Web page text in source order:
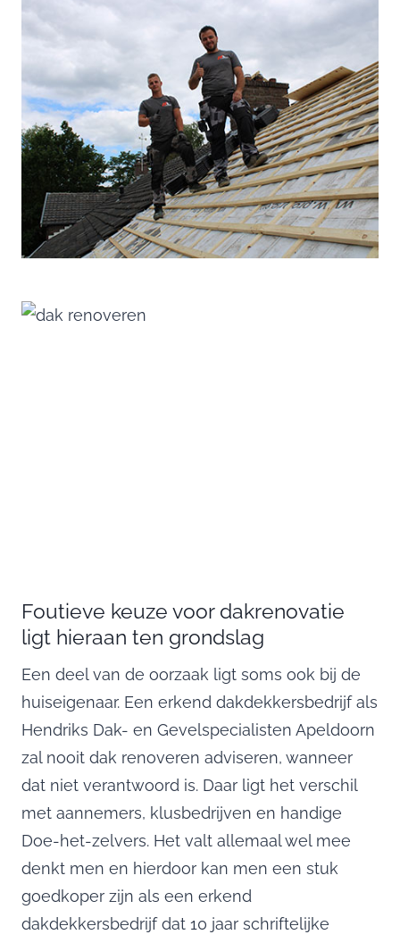
Foutieve keuze voor dakrenovatie
ligt hieraan ten grondslag
Een deel van de oorzaak ligt soms ook bij de
huiseigenaar. Een erkend dakdekkersbedrijf als
Hendriks Dak- en Gevelspecialisten Apeldoorn
zal nooit dak renoveren adviseren, wanneer
dat niet verantwoord is. Daar ligt het verschil
met aannemers, klusbedrijven en handige
Doe-het-zelvers. Het valt allemaal wel mee
denkt men en hierdoor kan men een stuk
goedkoper zijn als een erkend
dakdekkersbedrijf dat 10 jaar schriftelijke